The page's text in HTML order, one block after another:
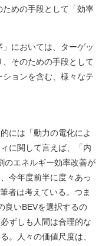
ための手段として「効率
」においては、ターゲッ
、そのための手段として
ョンを含む、様々なテ
には「動力の電化によ
に関して言えば、「内
のエネルギー効率改善が
今年度前半に度々あっ
者は考えている。つま
良いBEVを選択するの
ずしも人間は合理的な
。人々の価値尺度は、